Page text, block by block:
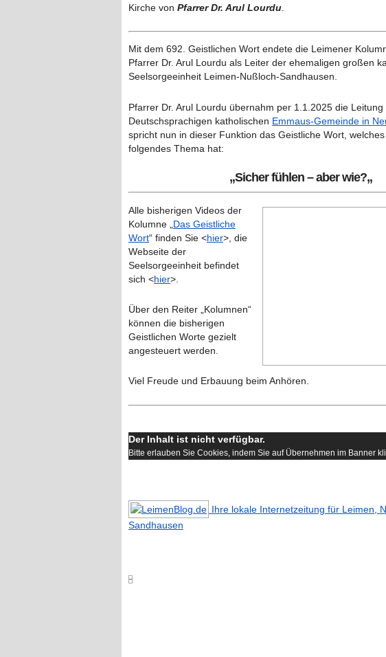
Kirche von Pfarrer Dr. Arul Lourdu
Mit dem 692. Geistlichen Wort endete die Leimener
Pfarrer Dr. Arul Lourdu als Leiter der ehemaligen großen
Seelsorgeeinheit Leimen-Nußloch-Sandhausen.
Pfarrer Dr. Arul Lourdu übernahm per 1.1.2025 die Leitung
Deutschsprachigen katholischen Emmaus-Gemeinde in
spricht nun in dieser Funktion das Geistliche Wort,
folgendes Thema hat:
„Sicher fühlen – aber wie?„
Alle bisherigen Videos der
Kolumne „ Das Geistliche
Wort“ finden Sie <hier>, die
Webseite der
Seelsorgeeinheit befindet
sich <hier>.
Über den Reiter „Kolumnen“
können die bisherigen
Geistlichen Worte gezielt
angesteuert werden.
Viel Freude und Erbauung beim Anhören.
Der Inhalt ist nicht verfügbar.
Bitte erlauben Sie Cookies, indem Sie auf Übernehmen im Banner
Ihre lokale Internetzeitung für Leimen,
Sandhausen